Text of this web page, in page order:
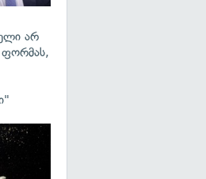
არ
ფორმას,